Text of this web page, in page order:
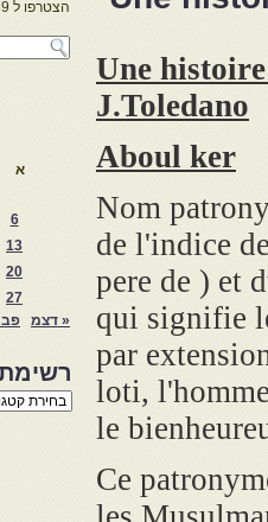
Une
J.Toledano
Aboul ker
Nom
de l'indice
pere de ) et
qui signifie
par
loti,
le
Ce
הצטרפו ל 239 מנויים נוספים
א
6
13
20
27
« דצמ
רשימת
הנושאים